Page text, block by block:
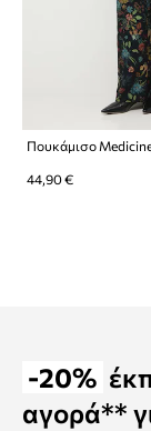
Πουκάμισο
44,90 €
-20%
αγορά**